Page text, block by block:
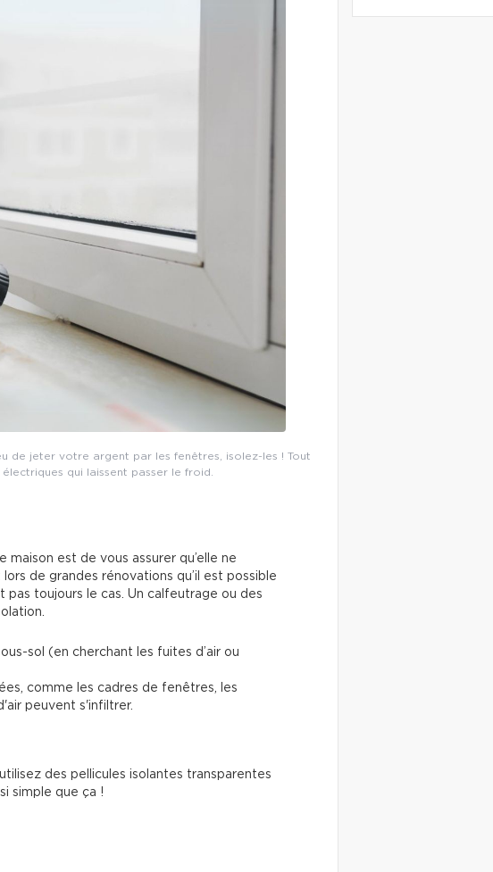
de jeter votre argent par les fenêtres, isolez-les ! Tout
qui laissent passer le froid.
est de vous assurer qu’elle ne
de grandes rénovations qu’il est possible
pas toujours le cas. Un calfeutrage ou des
sol (en cherchant les fuites d’air ou
comme les cadres de fenêtres, les
peuvent s'infiltrer.
des pellicules isolantes transparentes
simple que ça !